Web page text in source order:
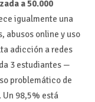
a 50.000
igualmente una
abusos online y uso
adicción a redes
3 estudiantes —
problemático de
Un 98,5% está